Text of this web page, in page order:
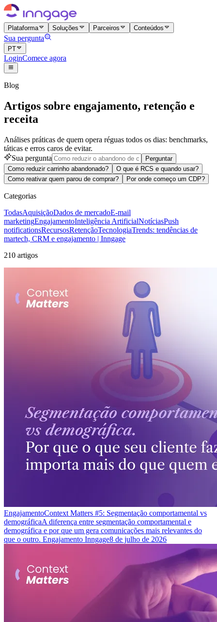
Plataforma Soluções Parceiros Conteúdos
Sua pergunta
PT
LoginComece agora
Blog
Artigos sobre engajamento, retenção e
receita
Análises práticas de quem opera réguas todos os dias: benchmarks,
táticas e erros caros de evitar.
Sua pergunta
Perguntar
Como reduzir carrinho abandonado?
O que é RCS e quando usar?
Como reativar quem parou de comprar?
Por onde começo um CDP?
Categorias
TodasAquisiçãoDados de mercadoE-mail
marketingEngajamentoInteligência ArtificialNotíciasPush
notificationsRecursosRetençãoTecnologiaTrends: tendências de
martech, CRM e engajamento | Inngage
210 artigos
EngajamentoContext Matters #5: Segmentação comportamental vs
demográficaA diferença entre segmentação comportamental e
demográfica e por que um gera comunicações mais relevantes do
que o outro. Engajamento Inngage8 de julho de 2026